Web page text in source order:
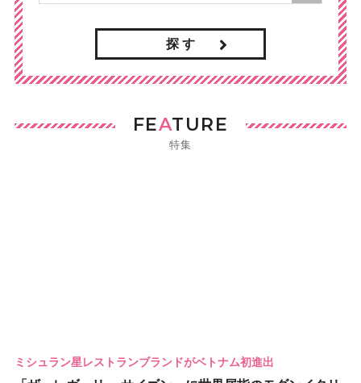
探 す
FEATURE
特集
ミシュラン星レストランブランドがベトナム初進出